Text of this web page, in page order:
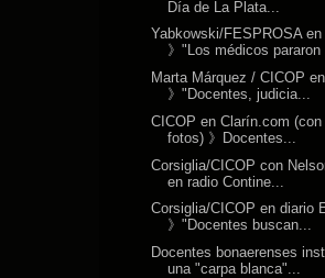
Día de La Plata...
Yabkowski/FESPROSA en
》"Los médicos pararon
Marta Márquez / CICOP
》"Docentes, judicia...
CICOP en Clarín.com
fotos) 》Docentes...
Corsiglia/CICOP con
en radio Contine...
Corsiglia/CICOP en diario
》"Docentes buscan...
Docentes bonaerenses
una "carpa blanca"...